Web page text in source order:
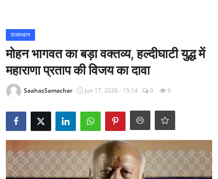
राज्य
अंतराष्ट्रीय
Epaper
धर्म
लाइफस्टाइल
राजस्थान
मोहन भागवत का बड़ा वक्तव्य, हल्दीघाटी युद्ध में
महाराणा प्रताप की विजय का दावा
SaahasSamachar Jun 17, 2026 - 15:14 0 9